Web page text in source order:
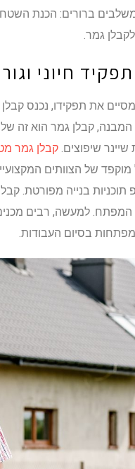
ברורים: הכנת
גמר.
חיוני
את תפקידו, נכנס
קבלן גמר הוא זה
שיפוצים. קבלן גמר
מוקפד של הצוותים
תוכניות בנייה מפורטת.
המפתח. למעשה, רבים
בסיום העבודות.